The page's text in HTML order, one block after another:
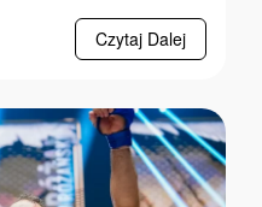
Czytaj Dalej